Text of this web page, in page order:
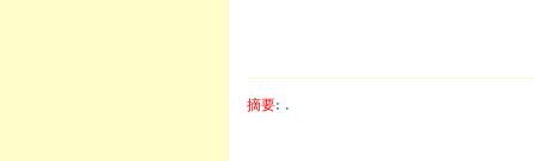
摘要: .